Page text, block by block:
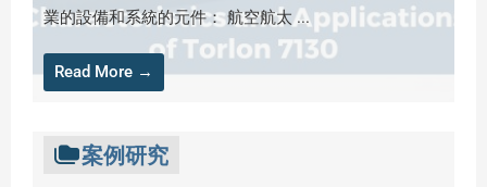
業的設備和系統的元件： 航空航太 ...
Read More →
案例研究